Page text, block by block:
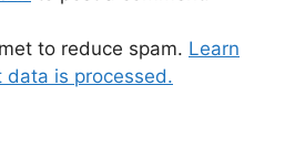
to reduce spam. Learn
data is processed.